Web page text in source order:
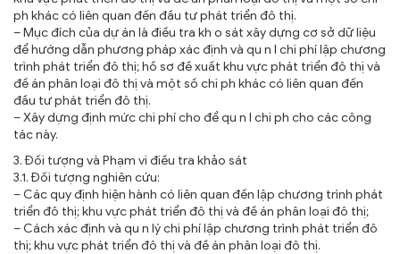
ph khác có liên quan đến đầu tư phát triển đô thị.
– Mục đích của dự án là điều tra kh o sát xây dựng cơ sở dữ liệu
để hướng dẫn phương pháp xác định và qu n l chi phí lập chương
trình phát triển đô thị; hồ sơ đề xuất khu vực phát triển đô thị và
đề án phân loại đô thị và một số chi ph khác có liên quan đến
đầu tư phát triển đô thị.
– Xây dựng định mức chi phí cho để qu n l chi ph cho các công
tác này.
3. Đối tượng và Phạm vi điều tra khảo sát
3.1. Đối tượng nghiên cứu:
– Các quy định hiện hành có liên quan đến lập chương trình phát
triển đô thị; khu vực phát triển đô thị và đề án phân loại đô thị;
– Cách xác định và qu n lý chi phí lập chương trình phát triển đô
thị; khu vực phát triển đô thị và đề án phân loại đô thị.